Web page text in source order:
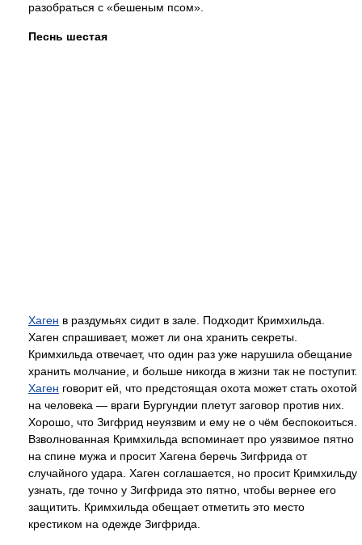
разобраться с «бешеным псом».
Песнь шестая
Хаген в раздумьях сидит в зале. Подходит Кримхильда.
Хаген спрашивает, может ли она хранить секреты.
Кримхильда отвечает, что один раз уже нарушила обещание
хранить молчание, и больше никогда в жизни так не поступит.
Хаген говорит ей, что предстоящая охота может стать охотой
на человека — враги Бургундии плетут заговор против них.
Хорошо, что Зигфрид неуязвим и ему не о чём беспокоиться.
Взволнованная Кримхильда вспоминает про уязвимое пятно
на спине мужа и просит Хагена беречь Зигфрида от
случайного удара. Хаген соглашается, но просит Кримхильду
узнать, где точно у Зигфрида это пятно, чтобы вернее его
защитить. Кримхильда обещает отметить это место
крестиком на одежде Зигфрида.